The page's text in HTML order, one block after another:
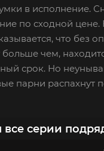
в исполнение.
по сходной цене.
что без
чем,
срок. Но
парни распахнут
серии